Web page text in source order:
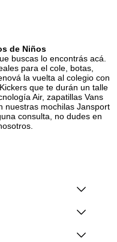
de Niños
buscas lo encontrás acá.
para el cole, botas,
la vuelta al colegio con
que te durán un talle
Air, zapatillas Vans
nuestras mochilas Jansport
consulta, no dudes en